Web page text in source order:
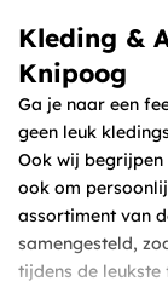
Kleding &
Knipoog
Ga je naar een
geen leuk
Ook wij
ook om
assortiment van
samengesteld,
tijdens de leukste